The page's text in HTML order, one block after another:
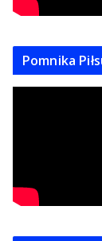
Pomnika